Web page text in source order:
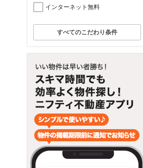
インターネット無料
すべてのこだわり条件